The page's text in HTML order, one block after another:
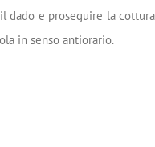
dado e proseguire la
in senso antiorario.